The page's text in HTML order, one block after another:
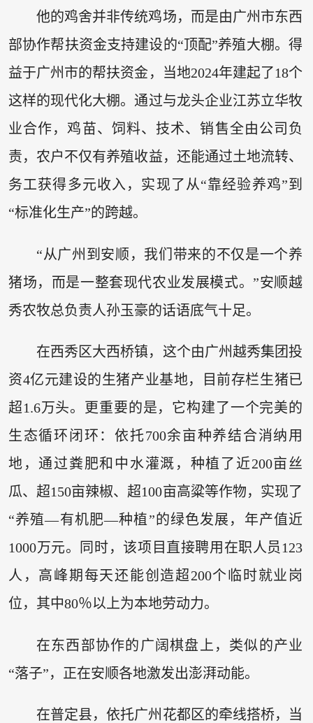
他的鸡舍并非传统鸡场，而是由广州市东西
部协作帮扶资金支持建设的“顶配”养殖大棚。得
益于广州市的帮扶资金，当地2024年建起了18个
这样的现代化大棚。通过与龙头企业江苏立华牧
业合作，鸡苗、饲料、技术、销售全由公司负
责，农户不仅有养殖收益，还能通过土地流转、
务工获得多元收入，实现了从“靠经验养鸡”到
“标准化生产”的跨越。
“从广州到安顺，我们带来的不仅是一个养
猪场，而是一整套现代农业发展模式。”安顺越
秀农牧总负责人孙玉豪的话语底气十足。
在西秀区大西桥镇，这个由广州越秀集团投
资4亿元建设的生猪产业基地，目前存栏生猪已
超1.6万头。更重要的是，它构建了一个完美的
生态循环闭环：依托700余亩种养结合消纳用
地，通过粪肥和中水灌溉，种植了近200亩丝
瓜、超150亩辣椒、超100亩高粱等作物，实现了
“养殖—有机肥—种植”的绿色发展，年产值近
1000万元。同时，该项目直接聘用在职人员123
人，高峰期每天还能创造超200个临时就业岗
位，其中80％以上为本地劳动力。
在东西部协作的广阔棋盘上，类似的产业
“落子”，正在安顺各地激发出澎湃动能。
在普定县，依托广州花都区的牵线搭桥，当